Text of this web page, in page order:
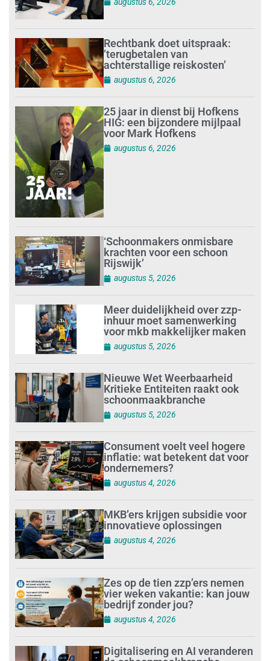
Rechtbank doet uitspraak:
’terugbetalen van
achterstallige reiskosten’
augustus 6, 2026
25 jaar in dienst bij Hofkens
HIG: een bijzondere mijlpaal
voor Mark Hofkens
augustus 6, 2026
‘Schoonmakers onmisbare
krachten voor een schoon
Rijswijk’
augustus 5, 2026
Meer duidelijkheid over zzp-
inhuur moet samenwerking
voor mkb makkelijker maken
augustus 5, 2026
Nieuwe Wet Weerbaarheid
Kritieke Entiteiten raakt ook
schoonmaakbranche
augustus 5, 2026
Consument voelt veel hogere
inflatie: wat betekent dat voor
ondernemers?
augustus 4, 2026
MKB’ers krijgen subsidie voor
innovatieve oplossingen
augustus 4, 2026
Zes op de tien zzp’ers nemen
vier weken vakantie: kan jouw
bedrijf zonder jou?
augustus 4, 2026
Digitalisering en AI veranderen